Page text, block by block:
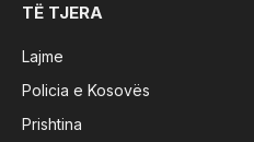
TË TJERA
Lajme
Policia e Kosovës
Prishtina